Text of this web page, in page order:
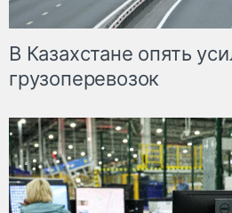
В Казахстане опять
грузоперевозок